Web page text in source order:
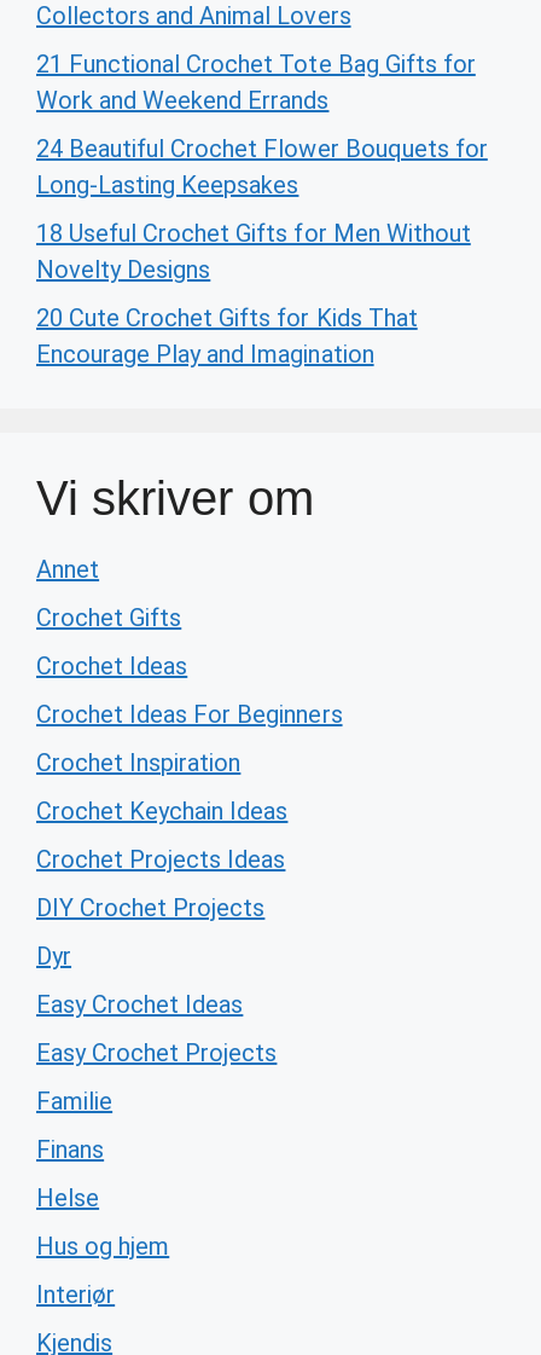
Collectors and Animal Lovers
21 Functional Crochet Tote Bag Gifts for
Work and Weekend Errands
24 Beautiful Crochet Flower Bouquets for
Long-Lasting Keepsakes
18 Useful Crochet Gifts for Men Without
Novelty Designs
20 Cute Crochet Gifts for Kids That
Encourage Play and Imagination
Vi skriver om
Annet
Crochet Gifts
Crochet Ideas
Crochet Ideas For Beginners
Crochet Inspiration
Crochet Keychain Ideas
Crochet Projects Ideas
DIY Crochet Projects
Dyr
Easy Crochet Ideas
Easy Crochet Projects
Familie
Finans
Helse
Hus og hjem
Interiør
Kjendis